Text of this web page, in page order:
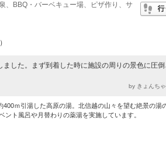
、BBQ・バーベキュー場、ピザ作り、サ
）
ました。まず到着した時に施設の周りの景色に圧
by きょんち
400ｍ引湯した高原の湯。北信越の山々を望む絶景の湯
ント風呂や月替わりの薬湯を実施しています。